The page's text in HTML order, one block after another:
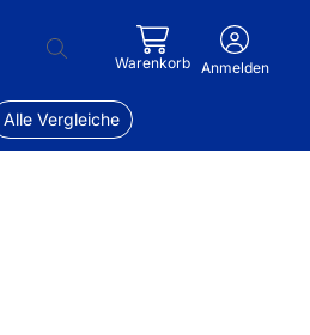
Warenkorb Anmelden
Alle Vergleiche